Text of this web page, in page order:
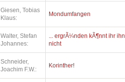
Giesen, Tobias
Klaus:
Mondumfangen
Walter, Stefan
Johannes:
... ergrÃ¼nden kÃ¶nnt ihr ihn
nicht
Schneider,
Joachim F.W.:
Korinther!